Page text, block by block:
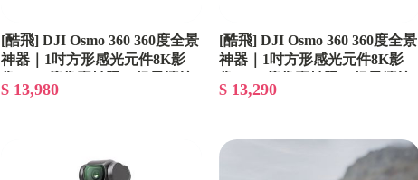
RUNCAM
RUSH
TrueRC
Diatone大通
[酷飛] DJI Osmo 360 360度全景
神器｜1吋方形感光元件8K影
｜零卡分期輕鬆入手，極致夜
$ 13,980
[酷飛] DJI Osmo 360 360度全景
神器｜1吋方形感光元件8K影
｜零卡分期輕鬆入手，極致夜
$ 13,290